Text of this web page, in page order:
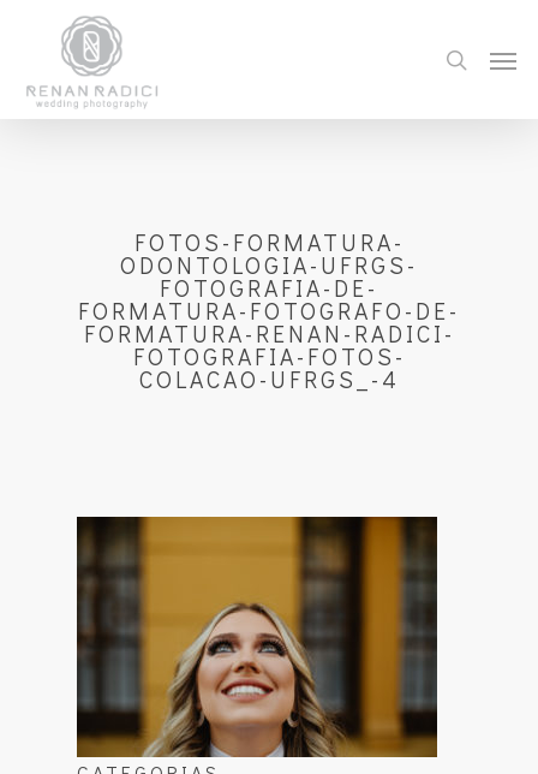
FOTOS-FORMATURA-
ODONTOLOGIA-UFRGS-
FOTOGRAFIA-DE-
FORMATURA-FOTOGRAFO-DE-
FORMATURA-RENAN-RADICI-
FOTOGRAFIA-FOTOS-
COLACAO-UFRGS_-4